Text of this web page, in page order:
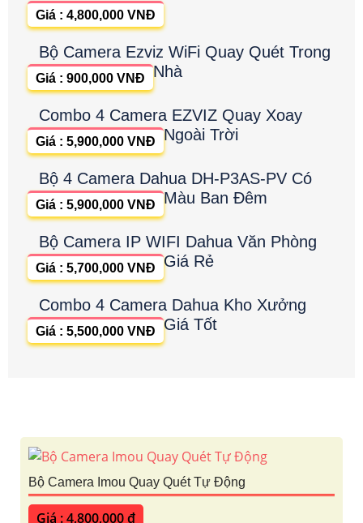
Giá : 4,800,000 VNĐ
Bộ Camera Ezviz WiFi Quay Quét Trong
Nhà
Giá : 900,000 VNĐ
Combo 4 Camera EZVIZ Quay Xoay
Ngoài Trời
Giá : 5,900,000 VNĐ
Bộ 4 Camera Dahua DH-P3AS-PV Có
Màu Ban Đêm
Giá : 5,900,000 VNĐ
Bộ Camera IP WIFI Dahua Văn Phòng
Giá Rẻ
Giá : 5,700,000 VNĐ
Combo 4 Camera Dahua Kho Xưởng
Giá Tốt
Giá : 5,500,000 VNĐ
Bộ Camera Imou Quay Quét Tự Động
Giá : 4,800,000 ₫